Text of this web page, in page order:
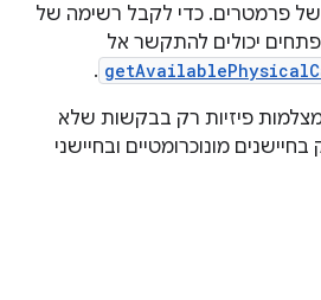
פרמטרים. כדי לקבל רשימה של
יכולים להתקשר אל
.
פיזיות רק בבקשות שלא
מונוכרומטיים ובחיישני